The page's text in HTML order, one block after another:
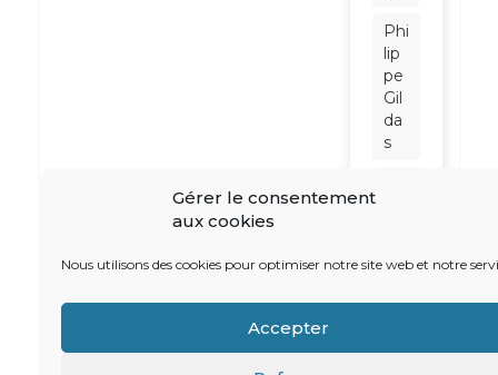
Gérer le consentement
aux cookies
Nous utilisons des cookies pour optimiser notre site web et notre
Accepter
Phi
lip
pe
Gil
da
s
iret